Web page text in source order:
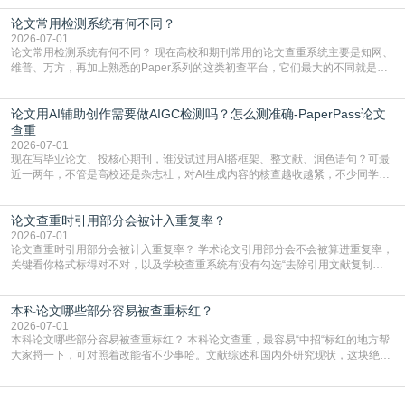
但很多人忽略了，AI生成的内容天生带有重复风险——训练AI的数据集本身就包
含大量已公开的学术内容、网络原创内容，AI输出内容时很容易无意识拼接出重
复片
论文常用检测系统有何不同？
2026-07-01
论文常用检测系统有何不同？ 现在高校和期刊常用的论文查重系统主要是知网、
维普、万方，再加上熟悉的Paper系列的这类初查平台，它们最大的不同就是数
查数值误导。知网（CNKI）是学校定稿检测的绝对主流。本科用PMLC，含大学
生联合比对库，能比历届学长论文，硕博用VIP/TMLC，含学术论文联合比对
库，期刊投稿用AMLMC/SML
论文用AI辅助创作需要做AIGC检测吗？怎么测准确-PaperPass论文
查重
2026-07-01
现在写毕业论文、投核心期刊，谁没试过用AI搭框架、整文献、润色语句？可最
近一两年，不管是高校还是杂志社，对AI生成内容的核查越收越紧，不少同学投
真的太亏。提前做AIGC检测，已经成了很多过来人交稿前必做的一步。为什么
AIGC检测成了论文答辩投稿前的必备项？可能还有不少人觉得，我就用AI搭了个
框架，内容都是自己写的，至于做AIG
论文查重时引用部分会被计入重复率？
2026-07-01
论文查重时引用部分会被计入重复率？ 学术论文引用部分会不会被算进重复率，
关键看你格式标得对不对，以及学校查重系统有没有勾选“去除引用文献复制
独占一行，每条文献用[1][2]方括号编号、与正文一一对应，著录项符合GB/T
7714（作者、题名、刊名、年、卷期、页码齐全，标点用半角）；查重系统识别
成功后通常把这段标为引用，
本科论文哪些部分容易被查重标红？
2026-07-01
本科论文哪些部分容易被查重标红？ 本科论文查重，最容易“中招“标红的地方帮
大家捋一下，可对照着改能省不少事哈。文献综述和国内外研究现状，这块绝对
乎一模一样的话，你要是直接复制百度百科、教材或别人写好的综述段落，系统